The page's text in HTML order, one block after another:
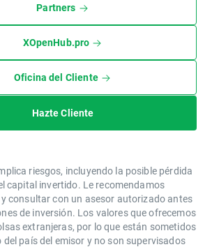
Partners
XOpenHub.pro
Oficina del Cliente
Hazte Cliente
riesgos, incluyendo la posible pérdida
capital invertido. Le recomendamos
consultar con un asesor autorizado antes
de inversión. Los valores que ofrecemos
extranjeras, por lo que están sometidos
país del emisor y no son supervisados